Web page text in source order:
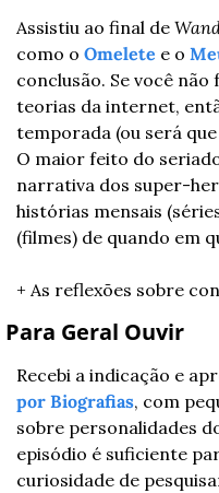
Assistiu ao final de
como o Omelete e o
conclusão. Se você
teorias da internet,
temporada (ou será
O maior feito do
narrativa dos super-
histórias mensais
(filmes) de quando em
+ As reflexões sobre
Para Geral Ouvir
Recebi a indicação e
por Biografias, com
sobre personalidades
episódio é suficiente
curiosidade de